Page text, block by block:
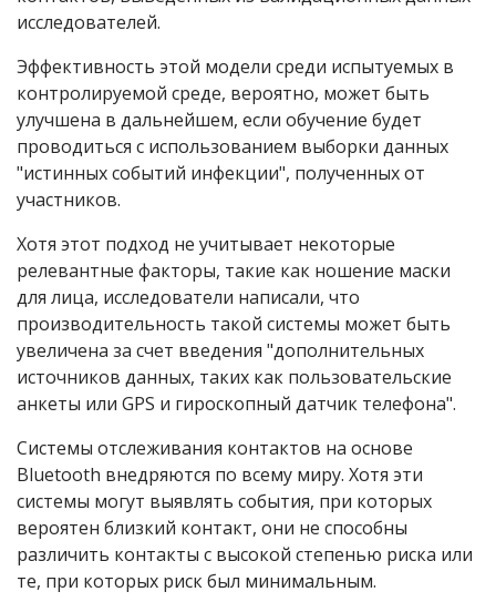
исследователей.
Эффективность этой модели среди испытуемых в
контролируемой среде, вероятно, может быть
улучшена в дальнейшем, если обучение будет
проводиться с использованием выборки данных
"истинных событий инфекции", полученных от
участников.
Хотя этот подход не учитывает некоторые
релевантные факторы, такие как ношение маски
для лица, исследователи написали, что
производительность такой системы может быть
увеличена за счет введения "дополнительных
источников данных, таких как пользовательские
анкеты или GPS и гироскопный датчик телефона".
Системы отслеживания контактов на основе
Bluetooth внедряются по всему миру. Хотя эти
системы могут выявлять события, при которых
вероятен близкий контакт, они не способны
различить контакты с высокой степенью риска или
те, при которых риск был минимальным.